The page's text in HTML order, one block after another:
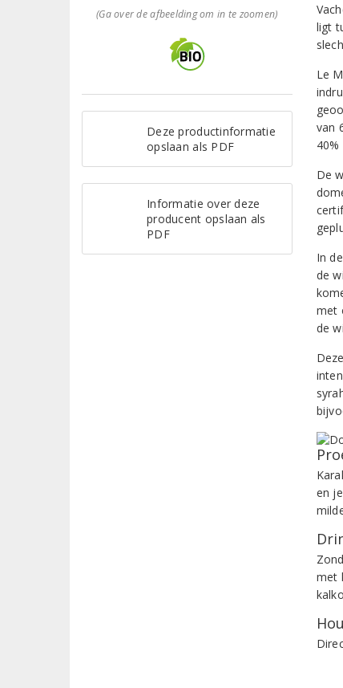
(Ga over de afbeelding om in te zoomen)
Deze productinformatie
opslaan als PDF
Informatie over deze
producent opslaan als
PDF
ligt
Le
van
De
In
de
met
de
en
met